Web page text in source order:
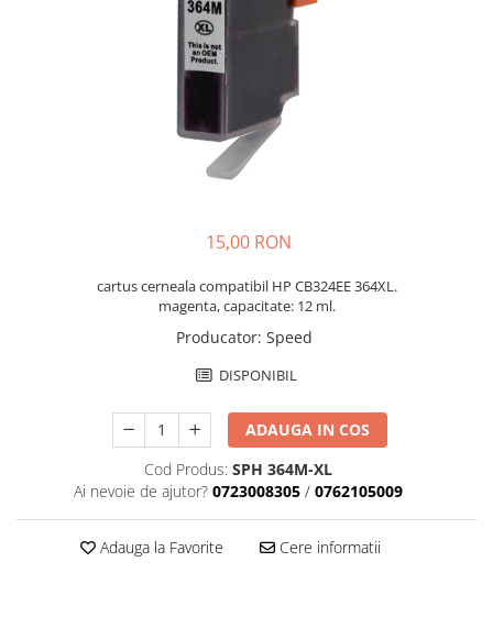
15,00 RON
cartus cerneala compatibil HP CB324EE 364XL.
magenta, capacitate: 12 ml.
Producator: Speed
DISPONIBIL
ADAUGA IN COS
Cod Produs: SPH 364M-XL
Ai nevoie de ajutor? 0723008305 / 0762105009
Adauga la Favorite Cere informatii